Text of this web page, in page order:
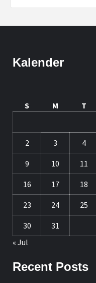
Kalender
S
M T
2 3 4
9 10 11
16 17 18
23 24 25
30
31
« Jul
Recent Posts